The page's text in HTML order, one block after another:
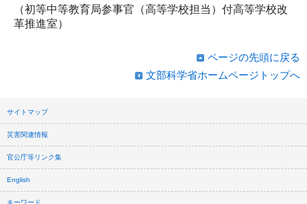
（初等中等教育局参事官（高等学校担当）付高等学校改
革推進室）
ページの先頭に戻る
文部科学省ホームページトップへ
サイトマップ
災害関連情報
官公庁等リンク集
English
キーワード